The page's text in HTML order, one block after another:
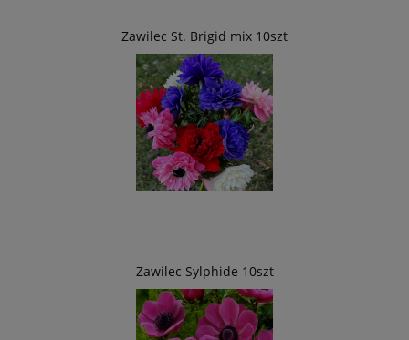
Zawilec St. Brigid mix 10szt
Zawilec Sylphide 10szt